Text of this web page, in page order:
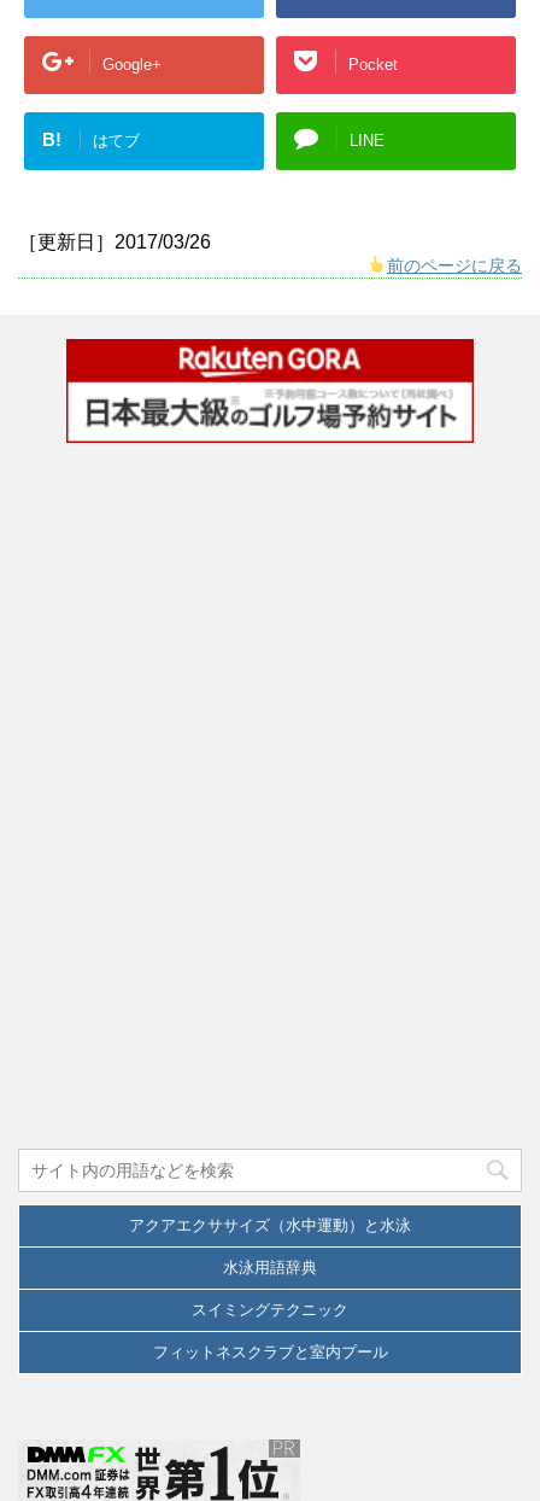
Google+ Pocket
B! はてブ LINE
［更新日］2017/03/26
前のページに戻る
アクアエクササイズ（水中運動）と水泳
水泳用語辞典
スイミングテクニック
フィットネスクラブと室内プール